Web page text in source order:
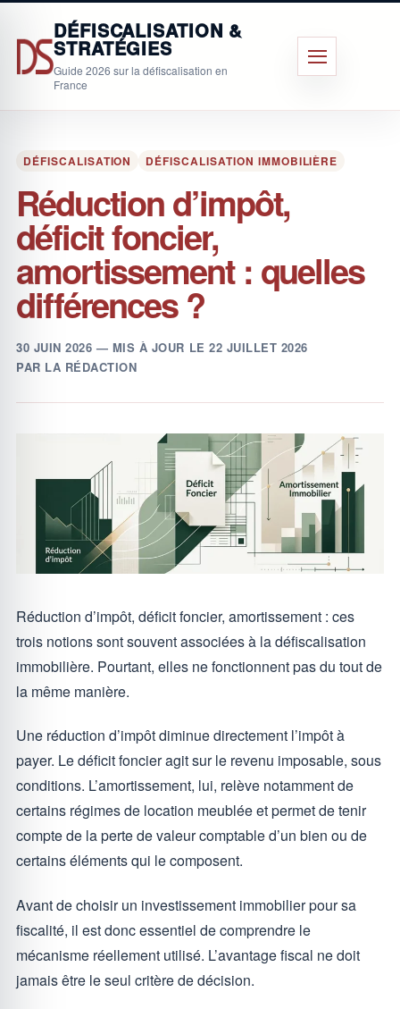
contenu
principal
DÉFISCALISATION &
STRATÉGIES
Guide 2026 sur la défiscalisation en
France
Menu
DÉFISCALISATION DÉFISCALISATION IMMOBILIÈRE
Réduction d’impôt,
déficit foncier,
amortissement : quelles
différences ?
PUBLIÉ
LE
30 JUIN 2026 — MIS À JOUR LE22 JUILLET 2026
PAR LA RÉDACTION
Réduction d’impôt, déficit foncier, amortissement : ces
trois notions sont souvent associées à la défiscalisation
immobilière. Pourtant, elles ne fonctionnent pas du tout de
la même manière.
Une réduction d’impôt diminue directement l’impôt à
payer. Le déficit foncier agit sur le revenu imposable, sous
conditions. L’amortissement, lui, relève notamment de
certains régimes de location meublée et permet de tenir
compte de la perte de valeur comptable d’un bien ou de
certains éléments qui le composent.
Avant de choisir un investissement immobilier pour sa
fiscalité, il est donc essentiel de comprendre le
mécanisme réellement utilisé. L’avantage fiscal ne doit
jamais être le seul critère de décision.